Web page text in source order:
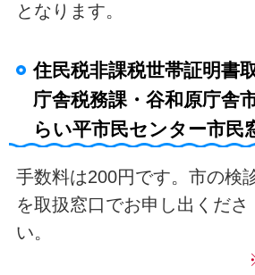
となります。
住民税非課税世帯証明書
庁舎税務課・谷和原庁舎
らい平市民センター市民
手数料は200円です。市の検
を取扱窓口でお申し出くださ
い